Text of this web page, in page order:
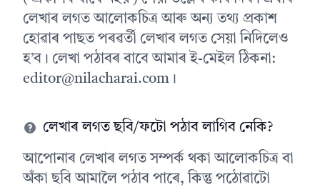
লেখাৰ লগত আলোকচিত্ৰ আৰু অন্য তথ্য প্ৰকাশ
হোৱাৰ পাছত পৰৱৰ্তী লেখাৰ লগত সেয়া নিদিলেও
হ’ব। লেখা পঠাবৰ বাবে আমাৰ ই-মেইল ঠিকনা:
editor@nilacharai.com ।
লেখাৰ লগত ছবি/ফটো পঠাব লাগিব নেকি?
আপোনাৰ লেখাৰ লগত সম্পৰ্ক থকা আলোকচিত্ৰ বা
অঁকা ছবি আমালৈ পঠাব পাৰে, কিন্তু পঠোৱাটো